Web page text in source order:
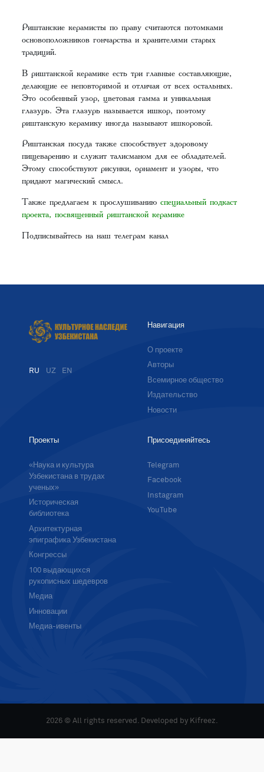
Риштанские керамисты по праву считаются потомками
основоположников гончарства и хранителями старых
традиций.
В риштанской керамике есть три главные составляющие,
делающие ее неповторимой и отличая от всех остальных.
Это особенный узор, цветовая гамма и уникальная
глазурь. Эта глазурь называется ишкор, поэтому
риштанскую керамику иногда называют ишкоровой.
Риштанская посуда также способствует здоровому
пищеварению и служит талисманом для ее обладателей.
Этому способствуют рисунки, орнамент и узоры, что
придают магический смысл.
Также предлагаем к прослушиваниюспециальный подкаст
проекта, посвященный риштанской керамике
Подписывайтесь на наштелеграм канал
RU UZ EN
Навигация
О проекте
Авторы
Всемирное общество
Издательство
Новости
Проекты
«Наука и культура
Узбекистана в трудах
ученых»
Историческая
библиотека
Архитектурная
эпиграфика Узбекистана
Конгрессы
100 выдающихся
рукописных шедевров
Медиа
Инновации
Медиа-ивенты
Присоединяйтесь
Telegram
Facebook
Instagram
YouTube
2026 © All rights reserved. Developed by Kifreez.